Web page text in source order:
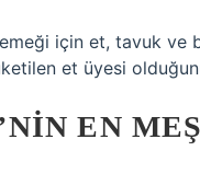
için et, tavuk
et üyesi
EN